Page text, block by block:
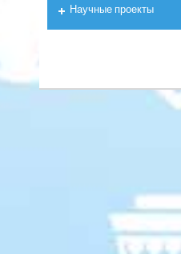
Научные проекты